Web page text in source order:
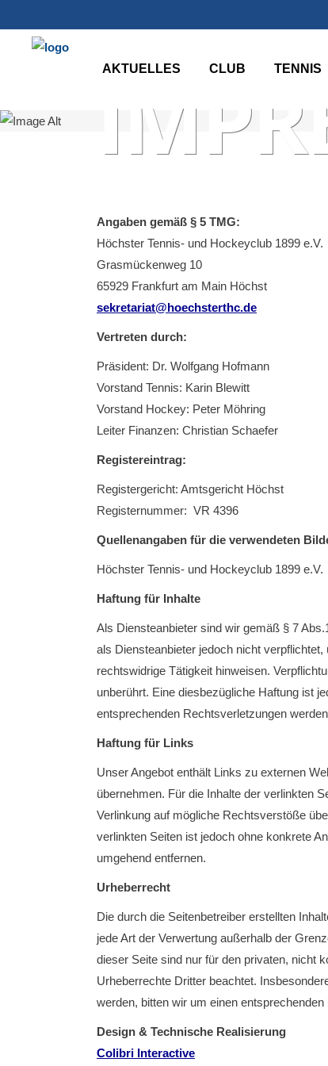
AKTUELLES CLUB TENNIS
Angaben gemäß § 5 TMG:
Höchster Tennis- und Hockeyclub 1899 e.V.
Grasmückenweg 10
65929 Frankfurt am Main Höchst
sekretariat@hoechsterthc.de
Vertreten durch:
Präsident: Dr. Wolfgang Hofmann
Vorstand Tennis: Karin Blewitt
Vorstand Hockey: Peter Möhring
Leiter Finanzen: Christian Schaefer
Registereintrag:
Registergericht: Amtsgericht Höchst
Registernummer: VR 4396
Quellenangaben für die verwendeten
Höchster Tennis- und Hockeyclub 1899 e.V.
Haftung für Inhalte
Als Diensteanbieter sind wir gemäß § 7
als Diensteanbieter jedoch nicht
rechtswidrige Tätigkeit hinweisen.
unberührt. Eine diesbezügliche Haftung ist
entsprechenden Rechtsverletzungen
Haftung für Links
Unser Angebot enthält Links zu externen
übernehmen. Für die Inhalte der verlinkten
Verlinkung auf mögliche Rechtsverstöße
verlinkten Seiten ist jedoch ohne konkrete
umgehend entfernen.
Urheberrecht
Die durch die Seitenbetreiber erstellten
jede Art der Verwertung außerhalb der
dieser Seite sind nur für den privaten, nicht
Urheberrechte Dritter beachtet.
werden, bitten wir um einen
Design & Technische Realisierung
Colibri Interactive